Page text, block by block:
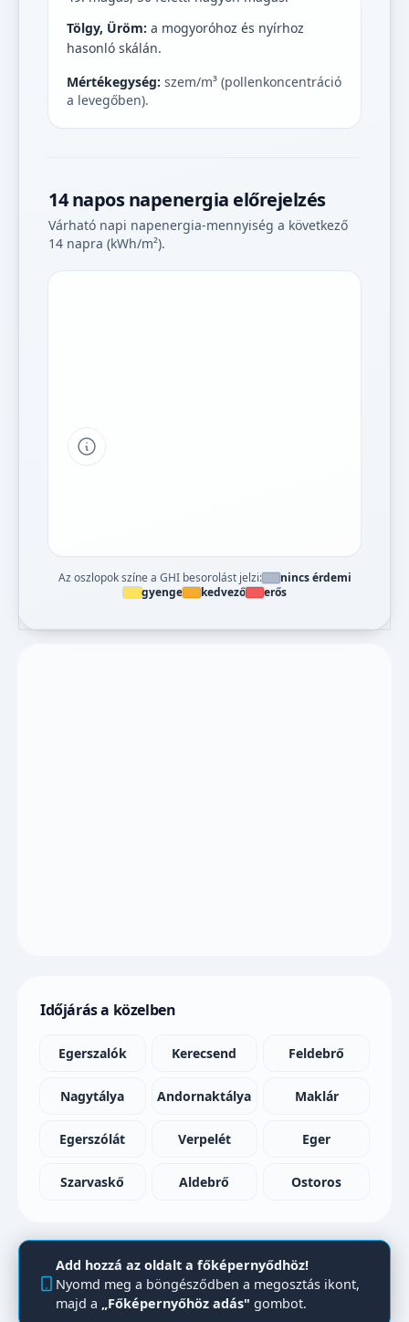
Tölgy, Üröm: a mogyoróhoz és nyírhoz
hasonló skálán.
Mértékegység: szem/m³ (pollenkoncentráció
a levegőben).
14 napos napenergia előrejelzés
Várható napi napenergia-mennyiség a következő
14 napra (kWh/m²).
Tipp a grafikon jelmagyarázatához
Az oszlopok színe a GHI besorolást jelzi:
nincs érdemi
gyenge
kedvező erős
Időjárás a közelben
Egerszalók Kerecsend Feldebrő
Nagytálya Andornaktálya Maklár
Egerszólát Verpelét Eger
Szarvaskő Aldebrő Ostoros
Add hozzá az oldalt a főképernyődhöz!
Nyomd meg a böngésződben a megosztás ikont,
majd a
„Főképernyőhöz adás" gombot.